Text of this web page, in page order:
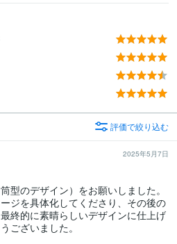
評価で絞り込む
2025年5月7日
型のデザイン）をお願いしました。
ジを具体化してくださり、その後の
終的に素晴らしいデザインに仕上げ
ございました。